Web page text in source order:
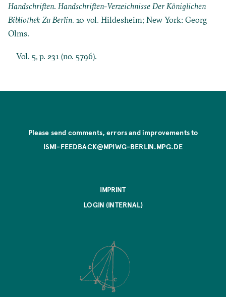
Handschriften. Handschriften-Verzeichnisse Der Königlichen
Bibliothek Zu Berlin. 10 vol. Hildesheim; New York: Georg
Olms.
Vol. 5, p. 231 (no. 5796).
Please send comments, errors and improvements to
ISMI-FEEDBACK@MPIWG-BERLIN.MPG.DE
IMPRINT
LOGIN (INTERNAL)